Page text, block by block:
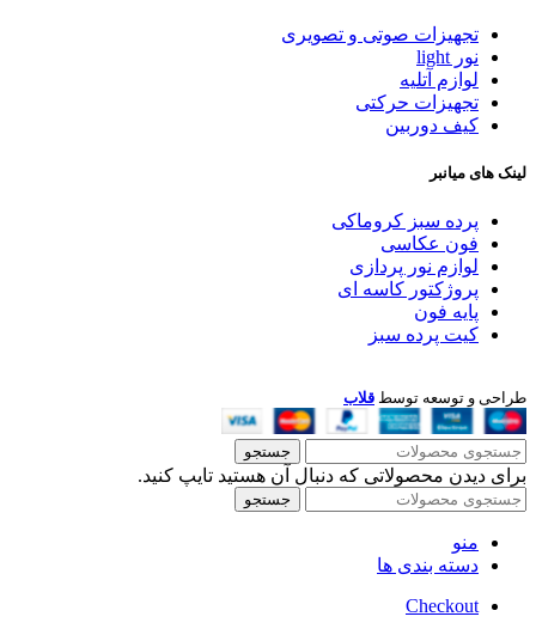
تجهیزات صوتی و تصویری
نور light
لوازم آتلیه
تجهیزات حرکتی
کیف دوربین
لینک های میانبر
پرده سبز کروماکی
فون عکاسی
لوازم نور پردازی
پروژکتور کاسه ای
پایه فون
کیت پرده سبز
طراحی و توسعه توسط قلاب
جستجو
برای دیدن محصولاتی که دنبال آن هستید تایپ کنید.
جستجو
منو
دسته بندی ها
Checkout